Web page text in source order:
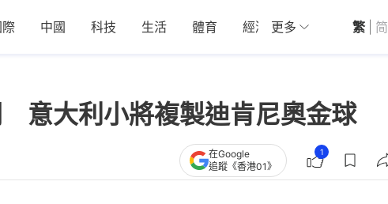
際 中國 科技 生活 體育 經濟 01深圳 觀點
更多 繁 简
意大利小將複製迪肯尼奧金球
在Google
追蹤《香港01》
1